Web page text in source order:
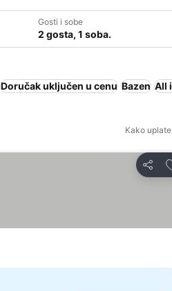
Gosti i sobe
2 gosta, 1 soba.
Doručak uključen u cenu Bazen All
Kako
Deli